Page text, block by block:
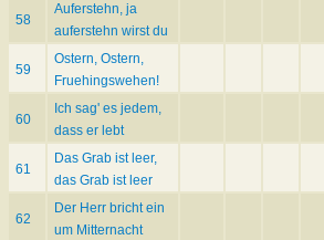
58
Auferstehn, ja
auferstehn wirst du
59
Ostern, Ostern,
Fruehingswehen!
60
Ich sag' es jedem,
dass er lebt
61
Das Grab ist leer,
das Grab ist leer
62
Der Herr bricht ein
um Mitternacht